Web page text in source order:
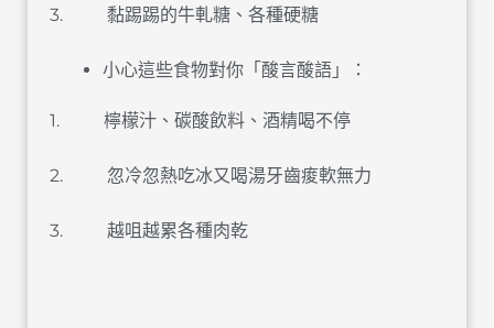
3. 黏踢踢的牛軋糖、各種硬糖
小心這些食物對你「酸言酸語」：
1. 檸檬汁、碳酸飲料、酒精喝不停
2. 忽冷忽熱吃冰又喝湯牙齒痠軟無力
3. 越咀越累各種肉乾